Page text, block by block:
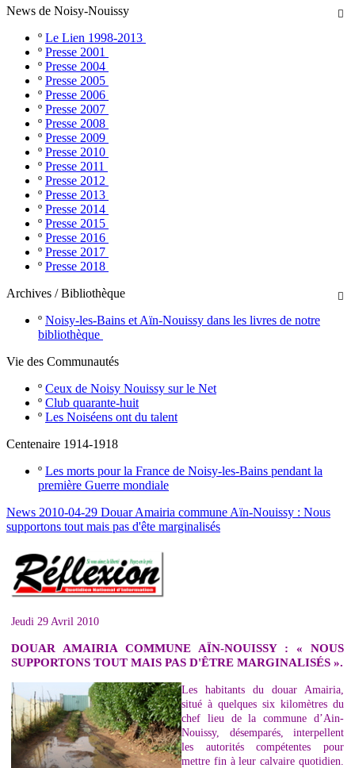

News de Noisy-Nouissy
º Le Lien 1998-2013
º Presse 2001
º Presse 2004
º Presse 2005
º Presse 2006
º Presse 2007
º Presse 2008
º Presse 2009
º Presse 2010
º Presse 2011
º Presse 2012
º Presse 2013
º Presse 2014
º Presse 2015
º Presse 2016
º Presse 2017
º Presse 2018

Archives / Bibliothèque
º Noisy-les-Bains et Aïn-Nouissy dans les livres de notre
bibliothèque
Vie des Communautés
º Ceux de Noisy Nouissy sur le Net
º Club quarante-huit
º Les Noiséens ont du talent
Centenaire 1914-1918
º Les morts pour la France de Noisy-les-Bains pendant la
première Guerre mondiale
News 2010-04-29 Douar Amairia commune Aïn-Nouissy : Nous
supportons tout mais pas d'ête marginalisés
Jeudi 29 Avril 2010
DOUAR AMAIRIA COMMUNE AÏN-NOUISSY : « NOUS
SUPPORTONS TOUT MAIS PAS D'ÊTRE MARGINALISÉS ».
Les habitants du douar Amairia,
situé à quelques six kilomètres du
chef lieu de la commune d’Ain-
Nouissy, désemparés, interpellent
les autorités compétentes pour
mettre fin à leur calvaire quotidien.